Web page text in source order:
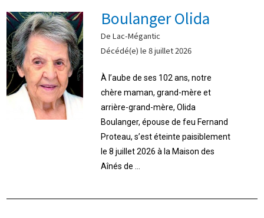
Boulanger Olida
De Lac-Mégantic
Décédé(e) le 8 juillet 2026
À l’aube de ses 102 ans, notre
chère maman, grand-mère et
arrière-grand-mère, Olida
Boulanger, épouse de feu Fernand
Proteau, s’est éteinte paisiblement
le 8 juillet 2026 à la Maison des
Aînés de ...